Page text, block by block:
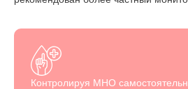
Контролируя МНО